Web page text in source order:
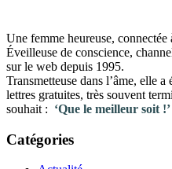
Une femme heureuse, connectée
Éveilleuse de conscience,
sur le web depuis 1995.
Transmetteuse dans l’âme, elle
lettres gratuites, très souvent
souhait : ‘Que le meilleur soit !’
Catégories